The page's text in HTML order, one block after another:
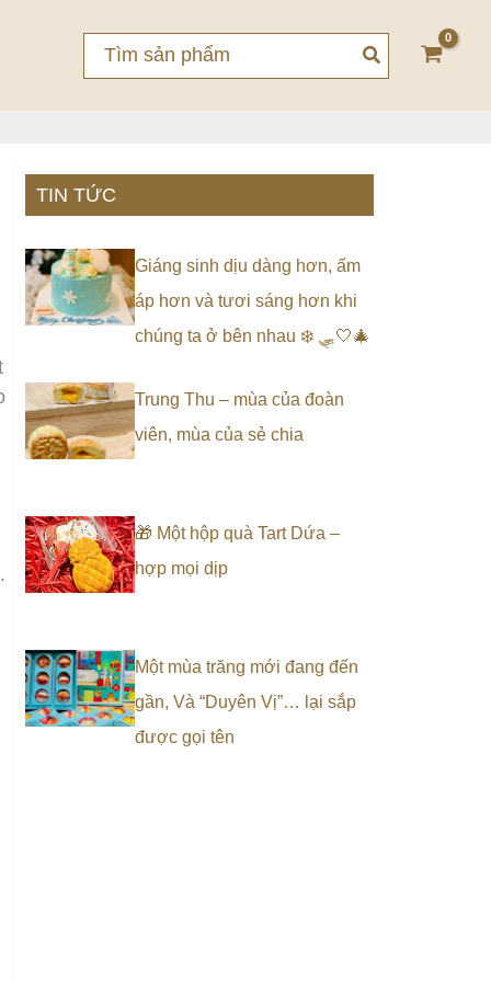
Search
for:
TIN TỨC
Giáng sinh dịu dàng hơn, ấm
áp hơn và tươi sáng hơn khi
chúng ta ở bên nhau ❄️ 🛷🤍🎄
Trung Thu – mùa của đoàn
viên, mùa của sẻ chia
🎁 Một hộp quà Tart Dứa –
hợp mọi dịp
Một mùa trăng mới đang đến
gần, Và “Duyên Vị”… lại sắp
được gọi tên